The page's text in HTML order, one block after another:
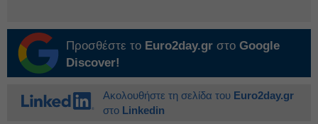
Προσθέστε το Euro2day.gr στο Google
Discover!
Ακολουθήστε τη σελίδα του Euro2day.gr
στο Linkedin